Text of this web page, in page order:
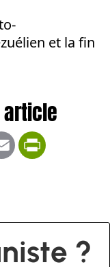
et la fin
Email
?